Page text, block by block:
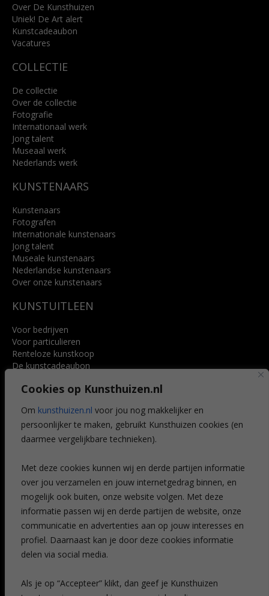
Cookies op Kunsthuizen.nl
Om kunsthuizen.nl voor jou nog makkelijker en
persoonlijker te maken, gebruikt Kunsthuizen cookies (en
daarmee vergelijkbare technieken).
Met deze cookies kunnen wij en derde partijen informatie
over jou verzamelen en jouw internetgedrag binnen, en
mogelijk ook buiten, onze website volgen. Met deze
informatie passen wij en derde partijen de website, onze
communicatie en advertenties aan op jouw interesses en
profiel. Daarnaast kan je door deze cookies informatie
delen via social media.
Als je op “Accepteer” klikt, dan geef je Kunsthuizen
info@kunsthuisbreda.nl
Lees meer
Over De Kunsthuizen
Uniek! De Art alert
Kunstcadeaubon
Vacatures
COLLECTIE
De collectie
Over de collectie
Fotografie
Internationaal werk
Jong talent
Museaal werk
Nederlands werk
KUNSTENAARS
Kunstenaars
Fotografen
Internationale kunstenaars
Jong talent
Museale kunstenaars
Nederlandse kunstenaars
Over onze kunstenaars
KUNSTUITLEEN
Voor bedrijven
Voor particulieren
Renteloze kunstkoop
De kunstcadeaubon
Voordelen
Veelgestelde vragen
CONTACT
Leiden
Amsterdam
Breda
Favorieten
Mijn art alert
NIEUWSBRIEF